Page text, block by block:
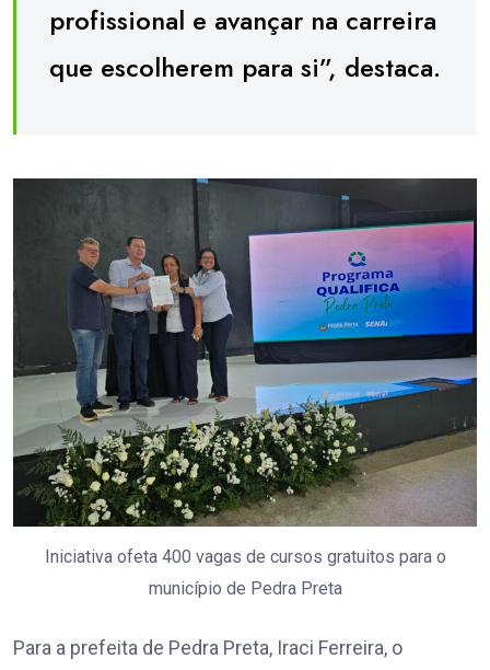
profissional e avançar na carreira
que escolherem para si”, destaca.
Iniciativa ofeta 400 vagas de cursos gratuitos para o
município de Pedra Preta
Para a prefeita de Pedra Preta, Iraci Ferreira, o